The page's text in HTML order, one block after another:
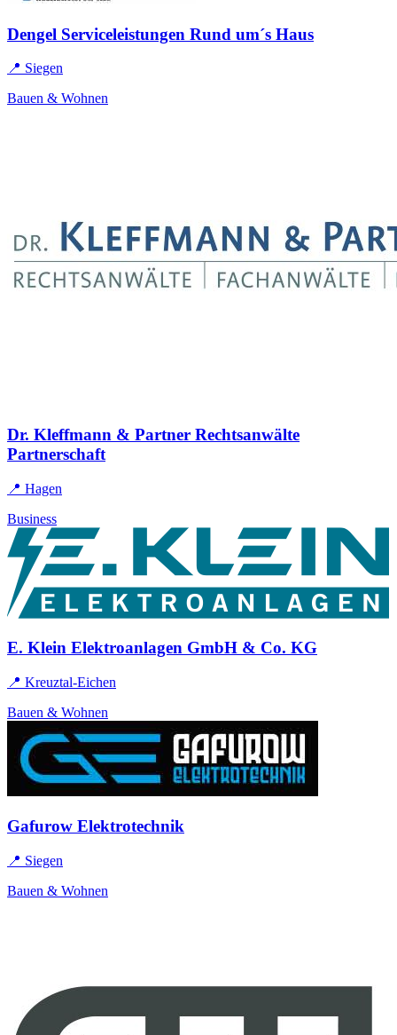
Dengel Serviceleistungen Rund um´s Haus
📍 Siegen
Bauen & Wohnen
Dr. Kleffmann & Partner Rechtsanwälte
Partnerschaft
📍 Hagen
Business
E. Klein Elektroanlagen GmbH & Co. KG
📍 Kreuztal-Eichen
Bauen & Wohnen
Gafurow Elektrotechnik
📍 Siegen
Bauen & Wohnen